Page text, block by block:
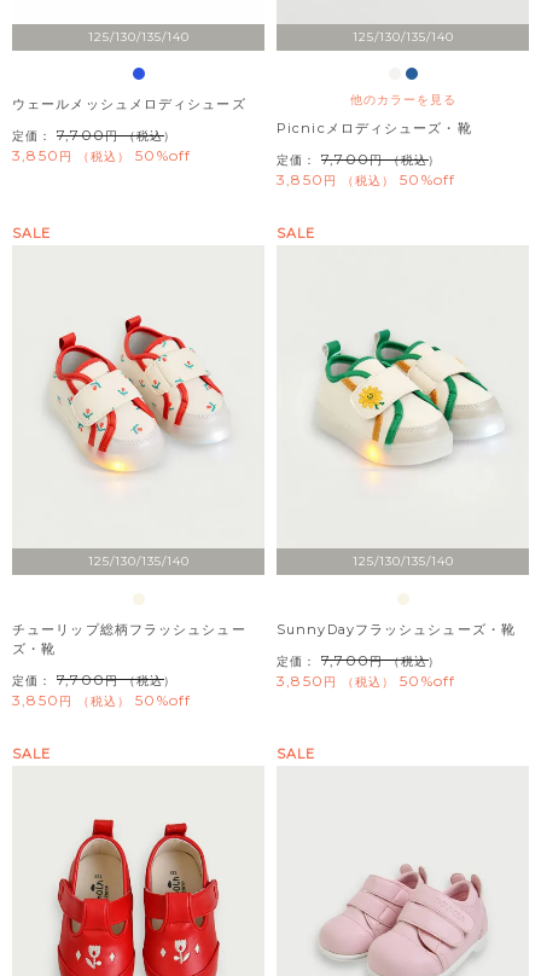
125/130/135/140
ウェールメッシュメロディシューズ
定価： 7,700 （税込）
3,850 税込 50%off
125/130/135/140
他のカラーを見る
Picnicメロディシューズ・靴
定価： 7,700 （税込）
3,850 税込 50%off
125/130/135/140
SALE
チューリップ総柄フラッシュシュー
ズ・靴
定価： 7,700 （税込）
3,850 税込 50%off
125/130/135/140
SALE
SunnyDayフラッシュシューズ・靴
定価： 7,700 （税込）
3,850 税込 50%off
SALE SALE